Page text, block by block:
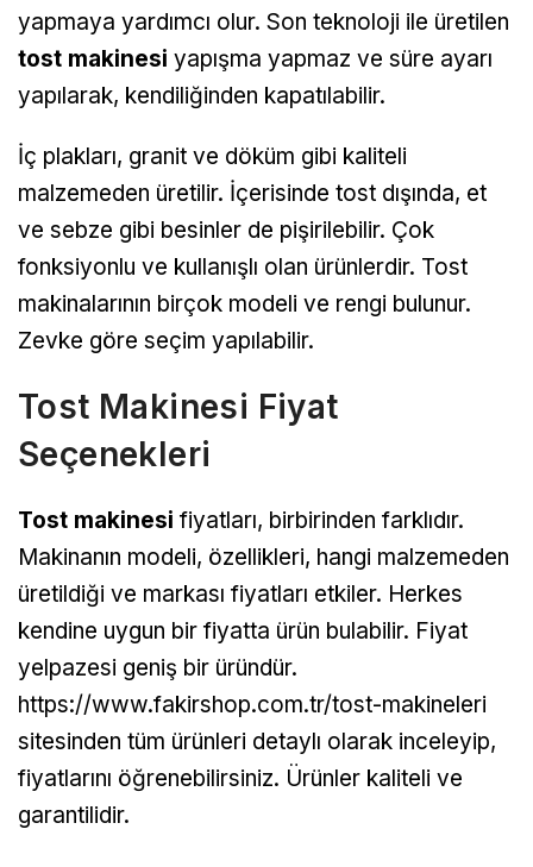
yapmaya yardımcı olur. Son teknoloji ile üretilen
tost makinesi yapışma yapmaz ve süre ayarı
yapılarak, kendiliğinden kapatılabilir.
İç plakları, granit ve döküm gibi kaliteli
malzemeden üretilir. İçerisinde tost dışında, et
ve sebze gibi besinler de pişirilebilir. Çok
fonksiyonlu ve kullanışlı olan ürünlerdir. Tost
makinalarının birçok modeli ve rengi bulunur.
Zevke göre seçim yapılabilir.
Tost Makinesi Fiyat
Seçenekleri
Tost makinesi fiyatları, birbirinden farklıdır.
Makinanın modeli, özellikleri, hangi malzemeden
üretildiği ve markası fiyatları etkiler. Herkes
kendine uygun bir fiyatta ürün bulabilir. Fiyat
yelpazesi geniş bir üründür.
https://www.fakirshop.com.tr/tost-makineleri
sitesinden tüm ürünleri detaylı olarak inceleyip,
fiyatlarını öğrenebilirsiniz. Ürünler kaliteli ve
garantilidir.